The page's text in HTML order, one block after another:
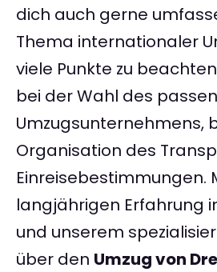
dich auch gerne
Thema internationaler
viele Punkte zu
bei der Wahl des
Umzugsunternehmens,
Organisation des
Einreisebestimmungen.
langjährigen Erfahrung
und unserem
über den Umzug von